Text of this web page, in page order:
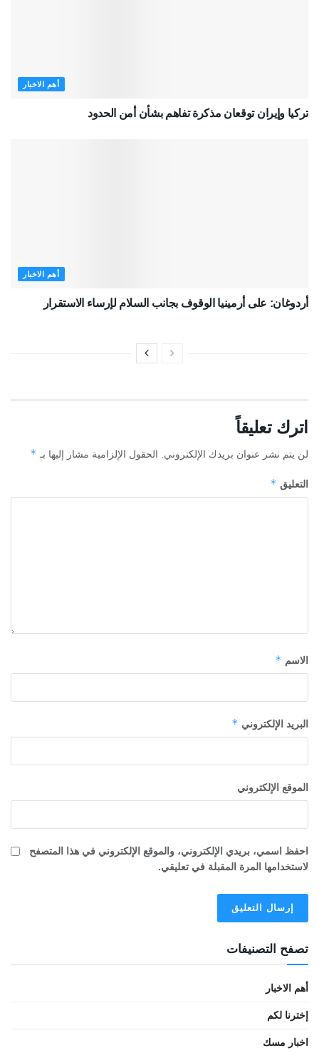
أهم الاخبار
تركيا وإيران توقعان مذكرة تفاهم بشأن أمن الحدود
أهم الاخبار
أردوغان: على أرمينيا الوقوف بجانب السلام لإرساء الاستقرار
اترك تعليقاً
لن يتم نشر عنوان بريدك الإلكتروني. الحقول الإلزامية مشار إليها بـ*
التعليق *
الاسم *
البريد الإلكتروني *
الموقع الإلكتروني
احفظ اسمي، بريدي الإلكتروني، والموقع الإلكتروني في هذا المتصفح
لاستخدامها المرة المقبلة في تعليقي.
تصفح التصنيفات
أهم الاخبار
إخترنا لكم
اخبار مسك